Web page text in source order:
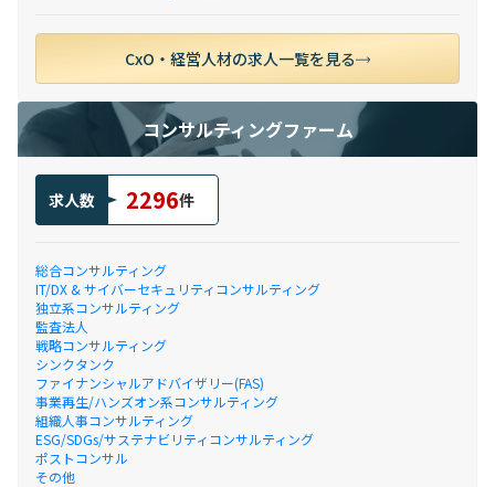
CxO・経営人材の求人一覧を見る
コンサルティングファーム
求人数 2296件
総合コンサルティング
IT/DX & サイバーセキュリティコンサルティング
独立系コンサルティング
監査法人
戦略コンサルティング
シンクタンク
ファイナンシャルアドバイザリー(FAS)
事業再生/ハンズオン系コンサルティング
組織人事コンサルティング
ESG/SDGs/サステナビリティコンサルティング
ポストコンサル
その他